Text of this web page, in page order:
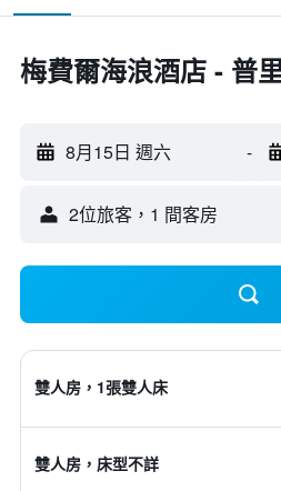
梅費爾海浪酒店 - 普
8月15日 週六 -
2位旅客，1 間客房
雙人房，1張雙人床
雙人房，床型不詳